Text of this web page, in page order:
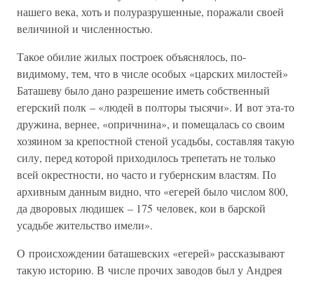
нашего века, хоть и полуразрушенные, поражали своей
величиной и численностью.
Такое обилие жилых построек объяснялось, по-
видимому, тем, что в числе особых «царских милостей»
Баташеву было дано разрешение иметь собственный
егерский полк – «людей в полторы тысячи». И вот эта-то
дружина, вернее, «опричнина», и помещалась со своим
хозяином за крепостной стеной усадьбы, составляя такую
силу, перед которой приходилось трепетать не только
всей окрестности, но часто и губернским властям. По
архивным данным видно, что «егерей было числом 800,
да дворовых людишек – 175 человек, кои в барской
усадьбе жительство имели».
О происхождении баташевских «егерей» рассказывают
такую историю. В числе прочих заводов был у Андрея